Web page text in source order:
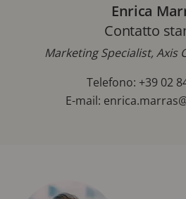
Enrica
Contatto
Marketing Specialist, Axis
Telefono: +39 02
E-mail: